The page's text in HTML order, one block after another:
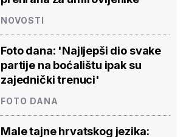
NOVOSTI
Foto dana: 'Najljepši dio svake
partije na boćalištu ipak su
zajednički trenuci'
FOTO DANA
Male tajne hrvatskog jezika: